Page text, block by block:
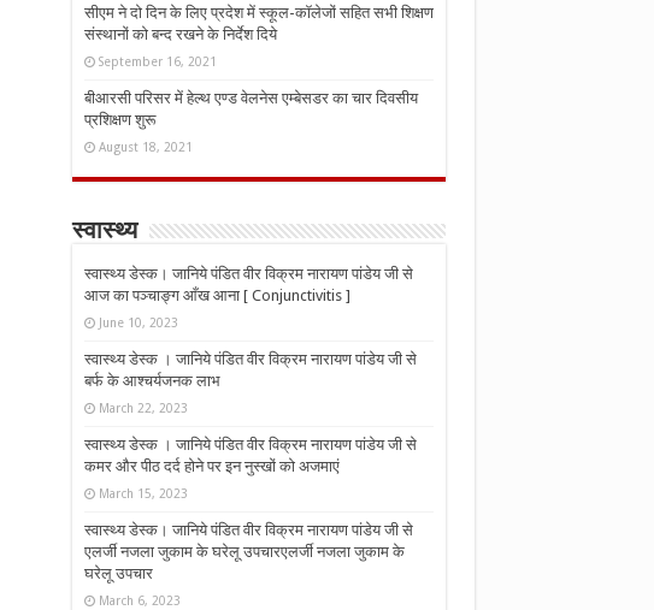
सीएम ने दो दिन के लिए प्रदेश में स्कूल-कॉलेजों सहित सभी शिक्षण
संस्थानों को बन्द रखने के निर्देश दिये
September 16, 2021
बीआरसी परिसर में हेल्थ एण्ड वेलनेस एम्बेसडर का चार दिवसीय
प्रशिक्षण शुरू
August 18, 2021
स्वास्थ्य
स्वास्थ्य डेस्क। जानिये पंडित वीर विक्रम नारायण पांडेय जी से
आज का पञ्चाङ्ग आँख आना [ Conjunctivitis ]
June 10, 2023
स्वास्थ्य डेस्क । जानिये पंडित वीर विक्रम नारायण पांडेय जी से
बर्फ के आश्चर्यजनक लाभ
March 22, 2023
स्वास्थ्य डेस्क । जानिये पंडित वीर विक्रम नारायण पांडेय जी से
कमर और पीठ दर्द होने पर इन नुस्‍खों को अजमाएं
March 15, 2023
स्वास्थ्य डेस्क। जानिये पंडित वीर विक्रम नारायण पांडेय जी से
एलर्जी नजला जुकाम के घरेलू उपचारएलर्जी नजला जुकाम के
घरेलू उपचार
March 6, 2023